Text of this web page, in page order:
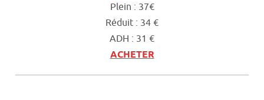
Plein : 37€
Réduit : 34 €
ADH : 31 €
ACHETER